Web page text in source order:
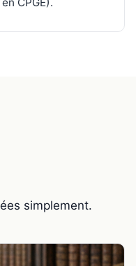
simplement.